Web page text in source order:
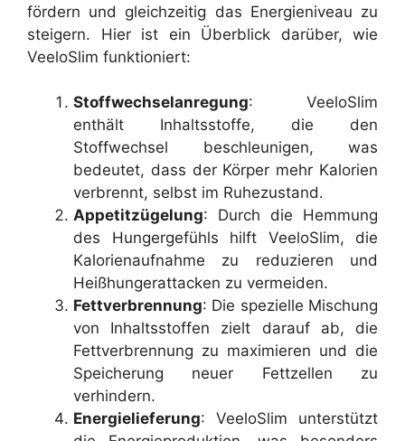
fördern und gleichzeitig das Energieniveau zu
steigern. Hier ist ein Überblick darüber, wie
VeeloSlim funktioniert:
Stoffwechselanregung: VeeloSlim
enthält Inhaltsstoffe, die den
Stoffwechsel beschleunigen, was
bedeutet, dass der Körper mehr Kalorien
verbrennt, selbst im Ruhezustand.
Appetitzügelung: Durch die Hemmung
des Hungergefühls hilft VeeloSlim, die
Kalorienaufnahme zu reduzieren und
Heißhungerattacken zu vermeiden.
Fettverbrennung: Die spezielle Mischung
von Inhaltsstoffen zielt darauf ab, die
Fettverbrennung zu maximieren und die
Speicherung neuer Fettzellen zu
verhindern.
Energielieferung: VeeloSlim unterstützt